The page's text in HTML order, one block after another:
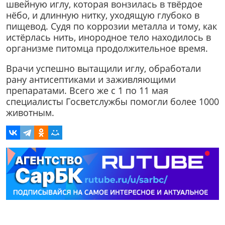
швейную иглу, которая вонзилась в твёрдое
нёбо, и длинную нитку, уходящую глубоко в
пищевод. Судя по коррозии металла и тому, как
истёрлась нить, инородное тело находилось в
организме питомца продолжительное время.
Врачи успешно вытащили иглу, обработали
рану антисептиками и заживляющими
препаратами. Всего же с 1 по 11 мая
специалисты Госветслужбы помогли более 1000
животным.